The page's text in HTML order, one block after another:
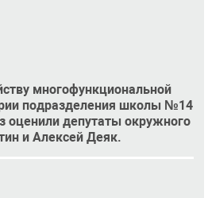
многофункциональной
подразделения школы №14
оценили депутаты окружного
и Алексей Деяк.